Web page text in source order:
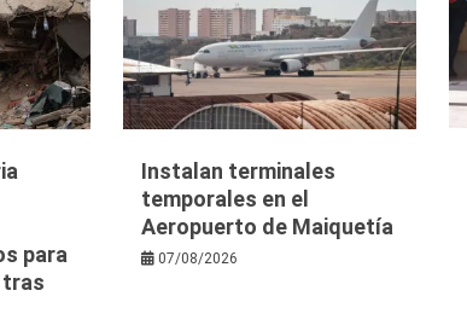
para
tras
Instalan terminales
temporales en el
Aeropuerto de Maiquetía
07/08/2026